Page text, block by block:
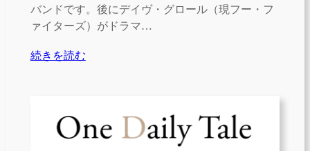
バンドです。後にデイヴ・グロール（現フー・フ
ァイターズ）がドラマ…
続きを読む